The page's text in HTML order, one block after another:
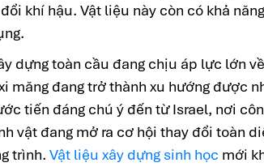
khí hậu. Vật liệu này còn có khả
dựng toàn cầu đang chịu áp lực lớn
măng đang trở thành xu hướng được
tiến đáng chú ý đến từ Israel, nơi
vật đang mở ra cơ hội thay đổi toàn
trình. Vật liệu xây dựng sinh học mới